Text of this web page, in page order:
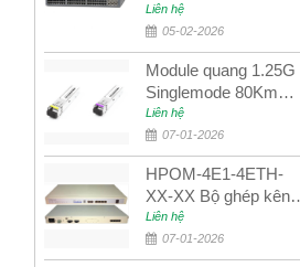
Juniper QFX5100-48S
Liên hệ
05-02-2026
Module quang 1.25G
Singlemode 80Km
UPCOM MWS-12-45-
80AD/MWS-12-54-
80BD
Liên hệ
07-01-2026
HPOM-4E1-4ETH-
XX-XX Bộ ghép kênh
quang quản lý SDH
4E1+4ETH+RS232
Liên hệ
07-01-2026